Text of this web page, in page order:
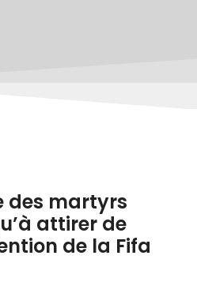
des martyrs
attirer de
de la Fifa